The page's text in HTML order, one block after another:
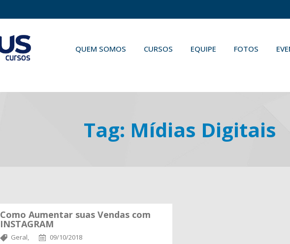
QUEM SOMOS CURSOS EQUIPE FOTOS
Tag: Mídias Digitais
Como Aumentar suas Vendas com
INSTAGRAM
Geral,
09/10/2018